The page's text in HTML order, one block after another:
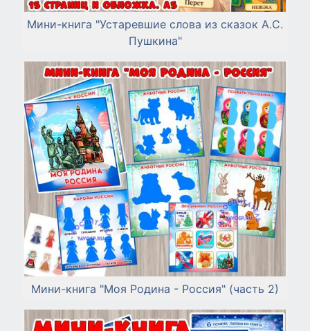
Мини-книга "Устаревшие слова из сказок А.С.
Пушкина"
Мини-книга "Моя Родина - Россия" (часть 2)